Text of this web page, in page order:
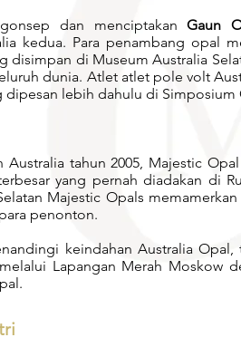
dan menciptakanGaun
kedua. Para penambang opal
disimpan di Museum Australia
dunia. Atlet atlet pole volt
dipesan lebih dahulu di Simposium
Australia tahun 2005, Majestic
yang pernah diadakan di
Majestic Opals
penonton.
keindahan Australia
Lapangan Merah Moskow